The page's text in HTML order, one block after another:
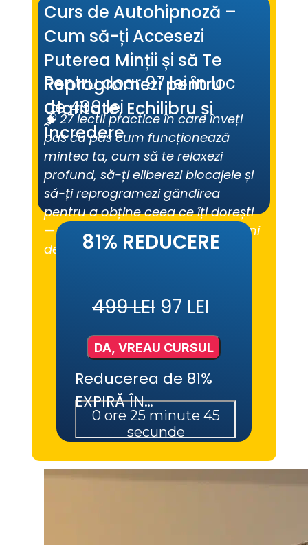
Curs de Autohipnoză –
Cum să-ți Accesezi
Puterea Minții și să Te
Reprogramezi pentru
Claritate, Echilibru și
Încredere
Pentru doar 97 lei în loc
de 499 lei
🧠 27 lectii practice în care înveți
pas cu pas cum funcționează
mintea ta, cum să te relaxezi
profund, să-ți eliberezi blocajele și
să-ți reprogramezi gândirea
pentru a obține ceea ce îți dorești
— fără metode complicate sau ani
de terapie.81% REDUCERE
DA, VREAU CURSUL
499 LEI 97 LEI
Reducerea de 81%
EXPIRĂ ÎN…